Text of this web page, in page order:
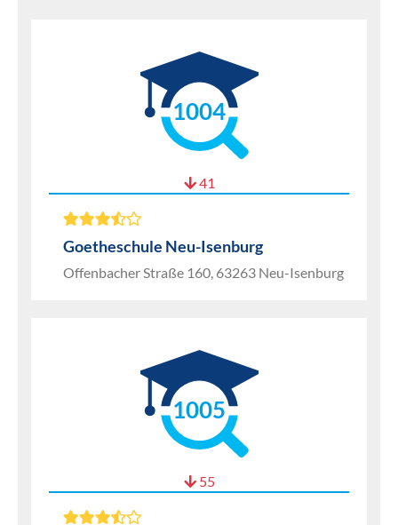
1004
41
Goetheschule Neu-Isenburg
Offenbacher Straße 160, 63263 Neu-Isenburg
1005
55